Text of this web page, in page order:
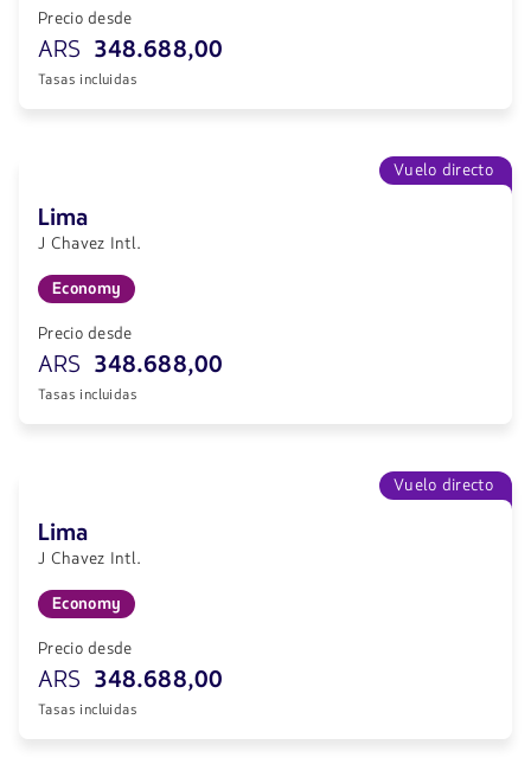
Precio desde
ARS 348.688,00
Tasas incluidas
Vuelo directo
Lima
J Chavez Intl.
Economy
Precio desde
ARS 348.688,00
Tasas incluidas
Vuelo directo
Lima
J Chavez Intl.
Economy
Precio desde
ARS 348.688,00
Tasas incluidas